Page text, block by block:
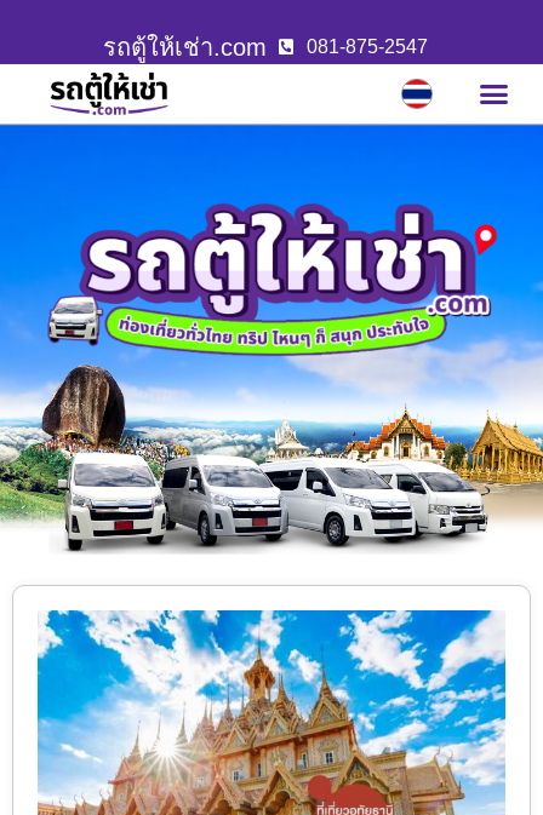
รถตู้ให้เช่า.com 081-875-2547